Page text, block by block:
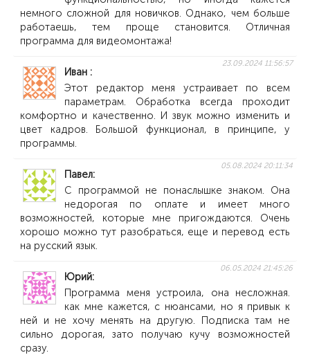
немного сложной для новичков. Однако, чем больше
работаешь, тем проще становится. Отличная
программа для видеомонтажа!
Иван
23.09.2024 11:56:57
Этот редактор меня устраивает по всем
параметрам. Обработка всегда проходит
комфортно и качественно. И звук можно изменить и
цвет кадров. Большой функционал, в принципе, у
программы.
Павел
05.08.2024 20:11:34
С программой не понаслышке знаком. Она
недорогая по оплате и имеет много
возможностей, которые мне пригождаются. Очень
хорошо можно тут разобраться, еще и перевод есть
на русский язык.
Юрий
06.05.2024 21:45:26
Программа меня устроила, она несложная.
как мне кажется, с нюансами, но я привык к
ней и не хочу менять на другую. Подписка там не
сильно дорогая, зато получаю кучу возможностей
сразу.